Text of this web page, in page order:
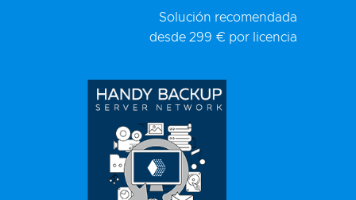
Solución recomendada
desde 299 € por licencia